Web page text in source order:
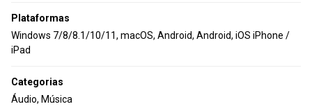
Plataformas
Windows 7/8/8.1/10/11, macOS, Android, Android, iOS iPhone /
iPad
Categorias
Áudio, Música